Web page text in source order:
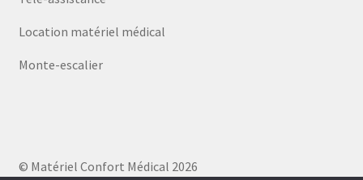
Location matériel médical
Monte-escalier
© Matériel Confort Médical 2026